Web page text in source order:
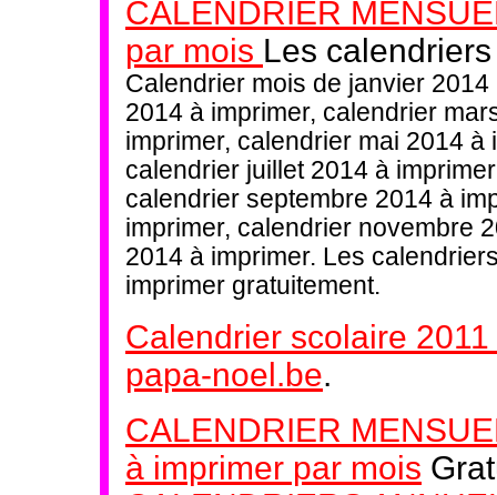
CALENDRIER
par mois Les
Calendrier mois de janvier
2014 à imprimer, calendrier
imprimer, calendrier mai 2014
calendrier juillet 2014 à
calendrier septembre 2014 à
imprimer, calendrier novembre
2014 à imprimer. Les
imprimer gratuitement.
Calendrier scolaire
papa-noel.be.
CALENDRIER
à imprimer par mois